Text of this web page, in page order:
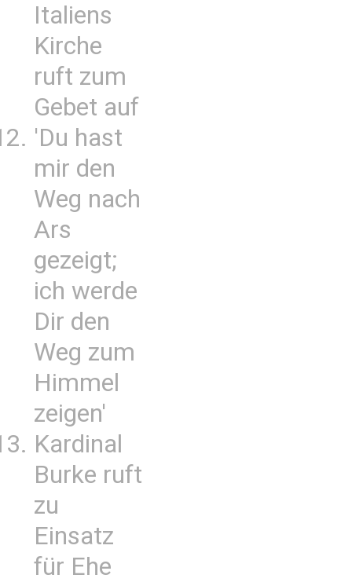
Italiens
Kirche
ruft zum
Gebet auf
'Du hast
mir den
Weg nach
Ars
gezeigt;
ich werde
Dir den
Weg zum
Himmel
zeigen'
Kardinal
Burke ruft
zu
Einsatz
für Ehe